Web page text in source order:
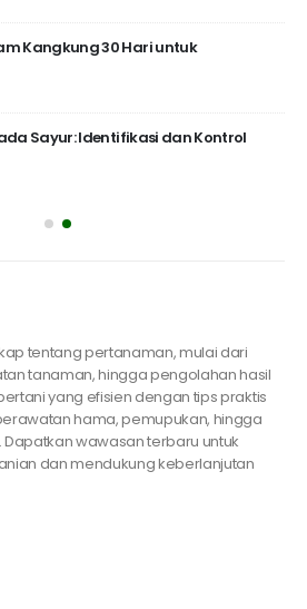
Kangkung 30 Hari untuk
Sayur: Identifikasi dan Kontrol
tentang pertanaman, mulai dari
tanaman, hingga pengolahan hasil
yang efisien dengan tips praktis
hama, pemupukan, hingga
wawasan terbaru untuk
dan mendukung keberlanjutan